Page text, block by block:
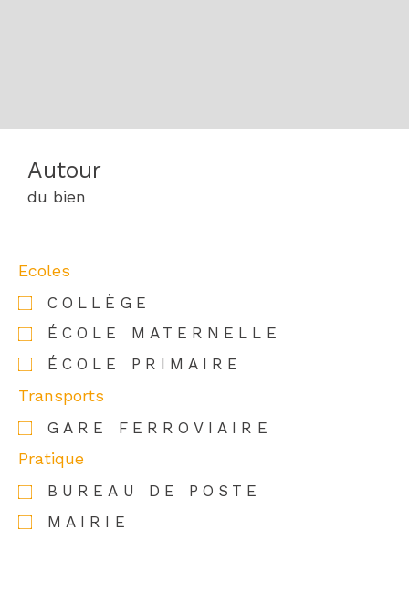
Autour
du bien
Ecoles
COLLÈGE
ÉCOLE MATERNELLE
ÉCOLE PRIMAIRE
Transports
GARE FERROVIAIRE
Pratique
BUREAU DE POSTE
MAIRIE